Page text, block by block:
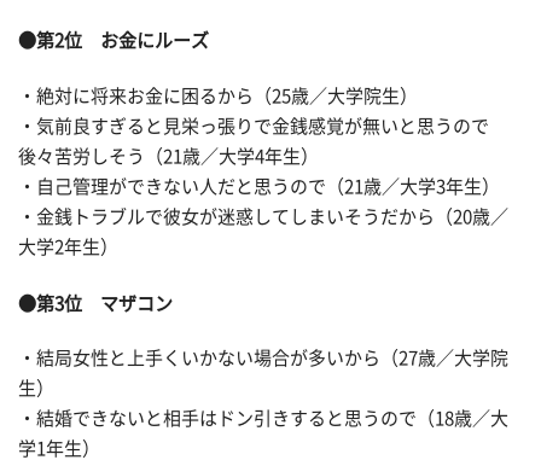
●第2位 お金にルーズ
・絶対に将来お金に困るから（25歳／大学院生）
・気前良すぎると見栄っ張りで金銭感覚が無いと思うので
後々苦労しそう（21歳／大学4年生）
・自己管理ができない人だと思うので（21歳／大学3年生）
・金銭トラブルで彼女が迷惑してしまいそうだから（20歳／
大学2年生）
●第3位 マザコン
・結局女性と上手くいかない場合が多いから（27歳／大学院
生）
・結婚できないと相手はドン引きすると思うので（18歳／大
学1年生）